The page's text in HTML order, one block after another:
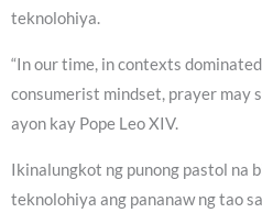
teknolohiya.
“In our time, in contexts
consumerist mindset, prayer may
ayon kay Pope Leo XIV.
Ikinalungkot ng punong pastol na
teknolohiya ang pananaw ng tao